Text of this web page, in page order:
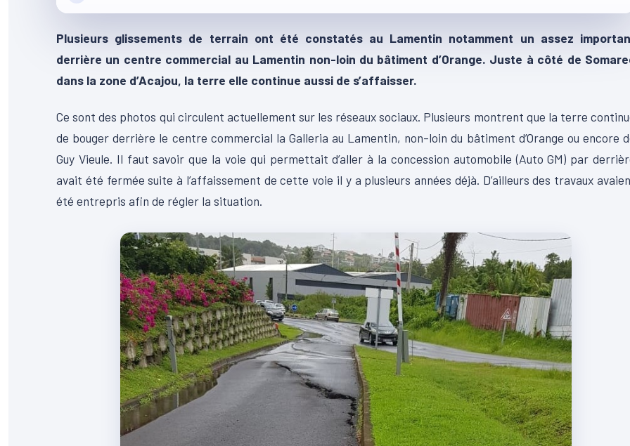
Plusieurs glissements de terrain ont été constatés au Lamentin notamment un assez
derrière un centre commercial au Lamentin non-loin du bâtiment d’Orange. Juste à côté de
dans la zone d’Acajou, la terre elle continue aussi de s’affaisser.
Ce sont des photos qui circulent actuellement sur les réseaux sociaux. Plusieurs montrent que la terre
de bouger derrière le centre commercial la Galleria au Lamentin, non-loin du bâtiment d’Orange ou encore
Guy Vieule. Il faut savoir que la voie qui permettait d’aller à la concession automobile (Auto GM) par
avait été fermée suite à l’affaissement de cette voie il y a plusieurs années déjà. D’ailleurs des travaux
été entrepris afin de régler la situation.